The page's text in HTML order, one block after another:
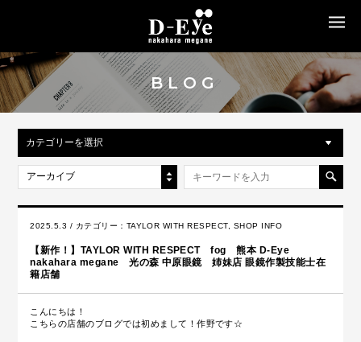
BLOG
カテゴリーを選択
アーカイブ
2025.5.3 / カテゴリー： TAYLOR WITH RESPECT, SHOP INFO
【新作！】TAYLOR WITH RESPECT fog 熊本 D-Eye
nakahara megane 光の森 中原眼鏡 姉妹店 眼鏡作製技能士在
籍店舗
こんにちは！
こちらの店舗のブログでは初めまして！作野です☆